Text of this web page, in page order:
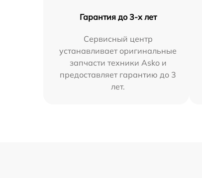
Гарантия до 3-х лет
Сервисный центр
устанавливает оригинальные
запчасти техники Asko и
предоставляет гарантию до 3
лет.